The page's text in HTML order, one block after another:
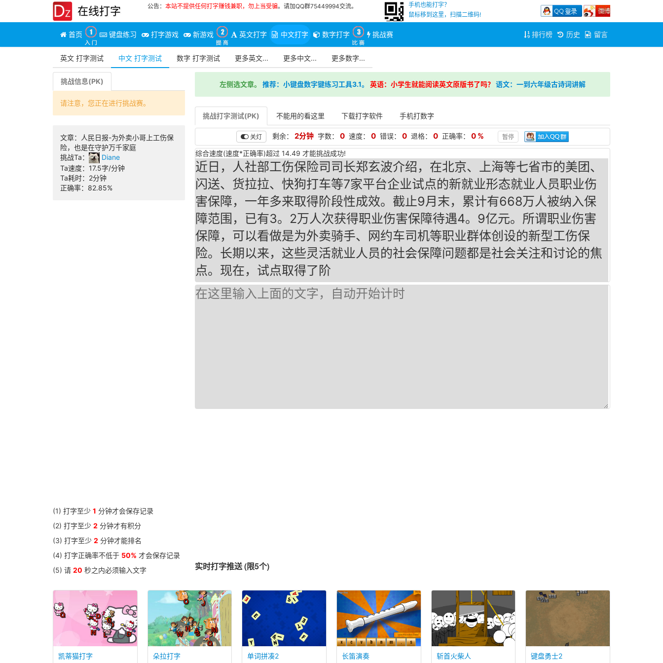
在线打字 公告： 本站不提供任何打字赚钱兼职，勿上当受骗。请加QQ群75449994交流。
手机也能打字？
鼠标移到这里，扫描二维码!
首页 键盘练习 打字游戏 新游戏 英文打字 中文打字 数字打字 挑战赛 排行榜 历史 留言
英文 打字测试 中文 打字测试 数字 打字测试 更多英文... 更多中文... 更多数字...
挑战信息(PK)
请注意，您正在进行挑战赛。
文章：
人民日报-为外卖小哥上工伤保
险，也是在守护万千家庭
挑战Ta：
Diane
Ta速度： 17.5字/分钟
Ta耗时： 2分钟
正确率： 82.85%
(1) 打字至少 1 分钟才会保存记录
(2) 打字至少 2 分钟才有积分
(3) 打字至少 2 分钟才能排名
(4) 打字正确率不低于 50% 才会保存记录
(5) 请 20 秒之内必须输入文字
左侧选文章。 推荐：小键盘数字键练习工具3.1。 英语：小学生就能阅读英文原版书了吗？ 语文：一到六年级古诗词讲解
挑战打字测试(PK) 不能用的看这里 下载打字软件 手机打数字
关灯 剩余： 2分钟字数： 0速度： 0错误： 0退格： 0正确率： 0 %
暂停
综合速度(速度*正确率)超过 14.49 才能挑战成功!
近日，人社部工伤保险司司长郑玄波介绍，在北京、上海等七省市的美团、
闪送、货拉拉、快狗打车等7家平台企业试点的新就业形态就业人员职业伤
害保障，一年多来取得阶段性成效。截止9月末，累计有668万人被纳入保
障范围，已有3。2万人次获得职业伤害保障待遇4。9亿元。所谓职业伤害
保障，可以看做是为外卖骑手、网约车司机等职业群体创设的新型工伤保
险。长期以来，这些灵活就业人员的社会保障问题都是社会关注和讨论的焦
点。现在，试点取得了阶
实时打字推送 (限5个)
凯蒂猫打字 朵拉打字 单词拼凑2 长笛演奏 斩首火柴人 键盘勇士2